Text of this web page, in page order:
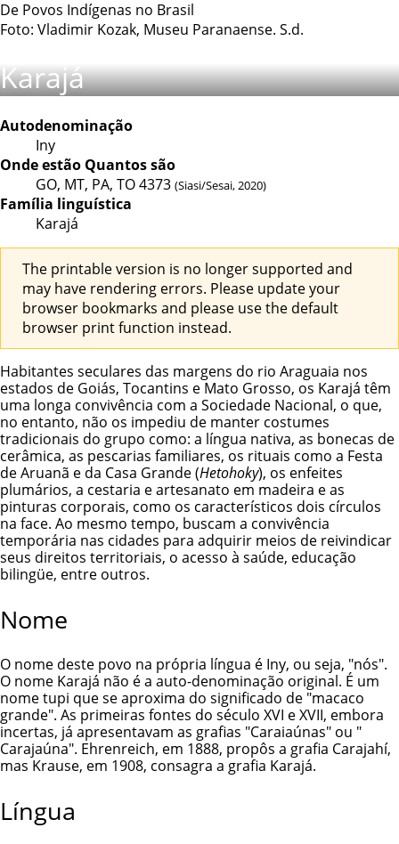
De Povos Indígenas no Brasil
Foto: Vladimir Kozak, Museu Paranaense. S.d.
Karajá
Autodenominação
Iny
Onde estão Quantos são
GO, MT, PA, TO4373 (Siasi/Sesai, 2020)
Família linguística
Karajá
The printable version is no longer supported and
may have rendering errors. Please update your
browser bookmarks and please use the default
browser print function instead.
Habitantes seculares das margens do rio Araguaia nos
estados de Goiás, Tocantins e Mato Grosso, os Karajá têm
uma longa convivência com a Sociedade Nacional, o que,
no entanto, não os impediu de manter costumes
tradicionais do grupo como: a língua nativa, as bonecas de
cerâmica, as pescarias familiares, os rituais como a Festa
de Aruanã e da Casa Grande (Hetohoky), os enfeites
plumários, a cestaria e artesanato em madeira e as
pinturas corporais, como os característicos dois círculos
na face. Ao mesmo tempo, buscam a convivência
temporária nas cidades para adquirir meios de reivindicar
seus direitos territoriais, o acesso à saúde, educação
bilingüe, entre outros.
Nome
O nome deste povo na própria língua é Iny, ou seja, "nós".
O nome Karajá não é a auto-denominação original. É um
nome tupi que se aproxima do significado de "macaco
grande". As primeiras fontes do século XVI e XVII, embora
incertas, já apresentavam as grafias "Caraiaúnas" ou "
Carajaúna". Ehrenreich, em 1888, propôs a grafia Carajahí,
mas Krause, em 1908, consagra a grafia Karajá.
Língua